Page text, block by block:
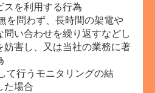
スを利用する行為
を問わず、長時間の架電や
問い合わせを繰り返すなどし
妨害し、又は当社の業務に著
て行うモニタリングの結
た場合